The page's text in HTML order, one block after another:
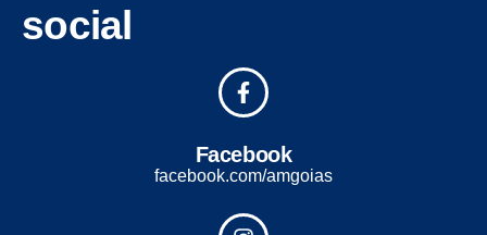
social
Facebook
facebook.com/amgoias